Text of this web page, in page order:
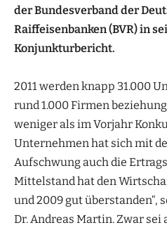
der Bundesverband der
Raiffeisenbanken (BVR) in
Konjunkturbericht.
2011 werden knapp 31.000
rund 1.000 Firmen
weniger als im Vorjahr
Unternehmen hat sich mit
Aufschwung auch die
Mittelstand hat den
und 2009 gut überstanden“,
Dr. Andreas Martin. Zwar